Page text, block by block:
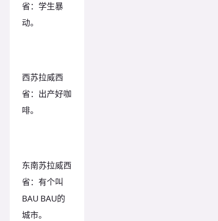
省：学生暴
动。
西苏拉威西
省：出产好咖
啡。
东南苏拉威西
省：有个叫
BAU BAU的
城市。